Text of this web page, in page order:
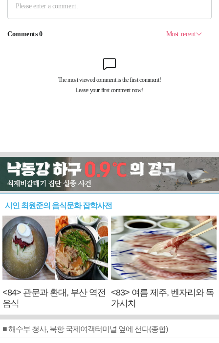
시인 최원준의 음식문화 잡학사전
<84> 관문과 환대, 부산 역전
음식
<83> 여름 제주, 벤자리와 독
가시치
■ 해수부 청사, 북항 국제여객터미널 옆에 선다(종합)